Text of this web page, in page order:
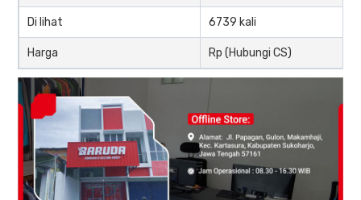
Di lihat 6739 kali
Harga Rp (Hubungi CS)